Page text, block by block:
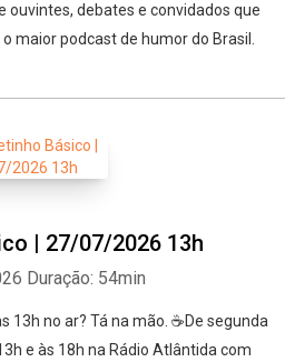
ouvintes, debates e convidados que
maior podcast de humor do Brasil.
| 27/07/2026 13h
Duração: 54min
13h no ar? Tá na mão. ☕De segunda
e às 18h na Rádio Atlântida com